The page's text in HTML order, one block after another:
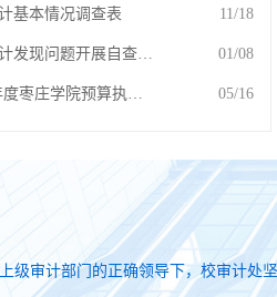
基本情况调查表 11/18
发现问题开展自查… 01/08
度枣庄学院预算执… 05/16
级审计部门的正确领导下，校审计处